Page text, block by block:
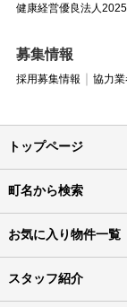
健康経営優良法人2025
募集情報
採用募集情報 協力
トップページ
町名から検索
お気に入り物件一覧
スタッフ紹介